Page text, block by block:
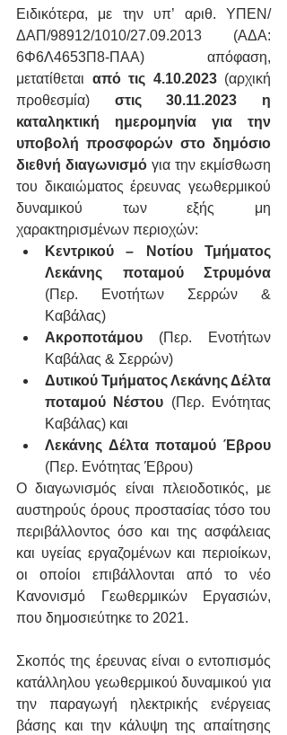
Ειδικότερα, με την υπ’ αριθ. ΥΠΕΝ/
ΔΑΠ/98912/1010/27.09.2013 (ΑΔΑ:
6Φ6Λ4653Π8-ΠΑΑ) απόφαση,
μετατίθεται από τις 4.10.2023 (αρχική
προθεσμία) στις 30.11.2023 η
καταληκτική ημερομηνία για την
υποβολή προσφορών στο δημόσιο
διεθνή διαγωνισμό για την εκμίσθωση
του δικαιώματος έρευνας γεωθερμικού
δυναμικού των εξής μη
χαρακτηρισμένων περιοχών:
Κεντρικού – Νοτίου Τμήματος
Λεκάνης ποταμού Στρυμόνα
(Περ. Ενοτήτων Σερρών &
Καβάλας)
Ακροποτάμου (Περ. Ενοτήτων
Καβάλας & Σερρών)
Δυτικού Τμήματος Λεκάνης Δέλτα
ποταμού Νέστου (Περ. Ενότητας
Καβάλας) και
Λεκάνης Δέλτα ποταμού Έβρου
(Περ. Ενότητας Έβρου)
Ο διαγωνισμός είναι πλειοδοτικός, με
αυστηρούς όρους προστασίας τόσο του
περιβάλλοντος όσο και της ασφάλειας
και υγείας εργαζομένων και περιοίκων,
οι οποίοι επιβάλλονται από το νέο
Κανονισμό Γεωθερμικών Εργασιών,
που δημοσιεύτηκε το 2021.
Σκοπός της έρευνας είναι ο εντοπισμός
κατάλληλου γεωθερμικού δυναμικού για
την παραγωγή ηλεκτρικής ενέργειας
βάσης και την κάλυψη της απαίτησης